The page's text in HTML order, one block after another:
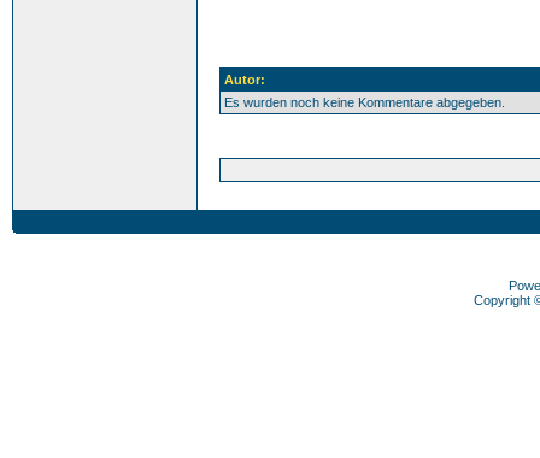
Autor:
Es wurden noch keine Kommentare abgegeben.
Copyright